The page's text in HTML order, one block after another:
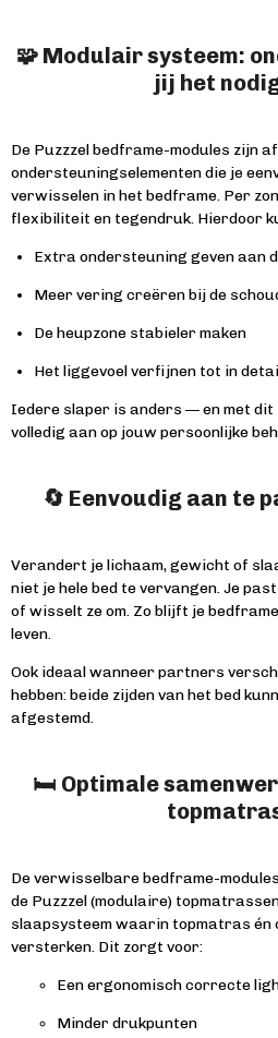
🧩 Modulair systeem:
jij het
De Puzzzel bedframe-modules zijn
ondersteuningselementen die je
verwisselen in het bedframe. Per
flexibiliteit en tegendruk. Hierdoor
Extra ondersteuning geven aan
Meer vering creëren bij de
De heupzone stabieler maken
Het liggevoel verfijnen tot in
Iedere slaper is anders — en met dit
volledig aan op jouw persoonlijke
🔄 Eenvoudig aan te
Verandert je lichaam, gewicht of
niet je hele bed te vervangen. Je
of wisselt ze om. Zo blijft je
leven.
Ook ideaal wanneer partners
hebben: beide zijden van het bed
afgestemd.
🛏️ Optimale
De verwisselbare bedframe-
de Puzzzel (modulaire)
slaapsysteem waarin topmatras én
versterken. Dit zorgt voor:
Een ergonomisch correcte
Minder drukpunten